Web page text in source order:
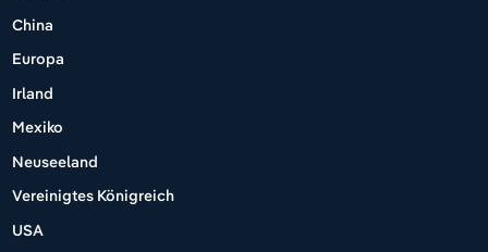
China
Europa
Irland
Mexiko
Neuseeland
Vereinigtes Königreich
USA